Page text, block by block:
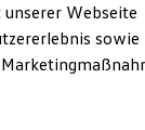
Webseite
sowie